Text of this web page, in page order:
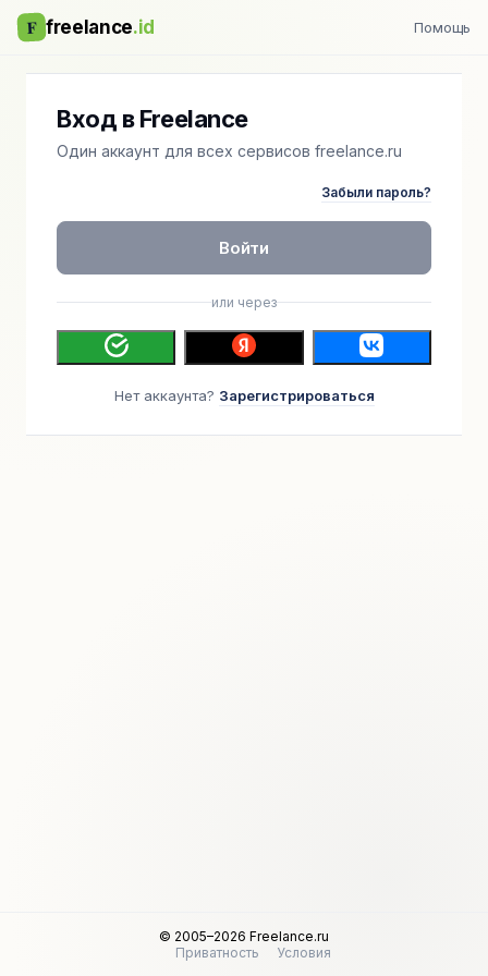
F freelance.id Помощь
Вход в Freelance
Один аккаунт для всех сервисов freelance.ru
Забыли пароль?
Войти
или через
Нет аккаунта? Зарегистрироваться
© 2005–2026 Freelance.ru
Приватность
Условия